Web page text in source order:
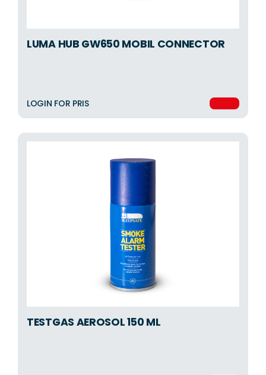
LUMA HUB GW650 MOBIL CONNECTOR
LOGIN FOR PRIS
TESTGAS AEROSOL 150 ML